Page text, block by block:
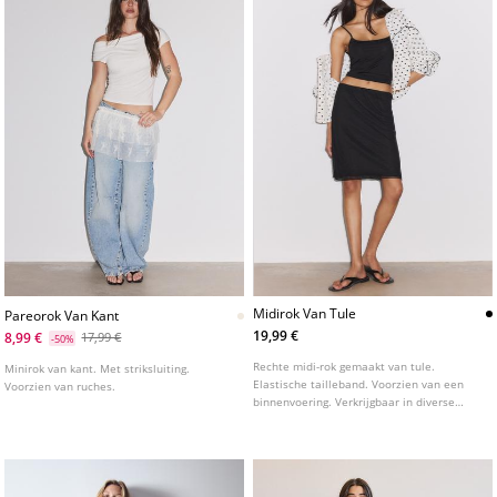
Pareorok Van Kant
8,99 €
-50% 17,99 €
Minirok van kant. Met striksluiting.
Voorzien van ruches.
Midirok Van Tule
19,99 €
Rechte midi-rok gemaakt van tule.
Elastische tailleband. Voorzien van een
binnenvoering. Verkrijgbaar in diverse